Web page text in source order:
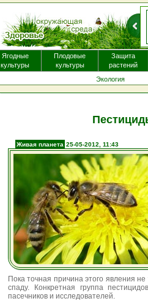
Ягодные
культуры
Плодовые
культуры
Защита
растений
Экология
Живая планета 25-05-2012, 11:43
Пока точная причина этого явления
спаду. Конкретная группа
пасечников и исследователей.